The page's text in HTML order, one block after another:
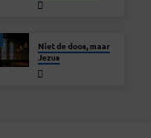
Niet de doos, maar
Jezus